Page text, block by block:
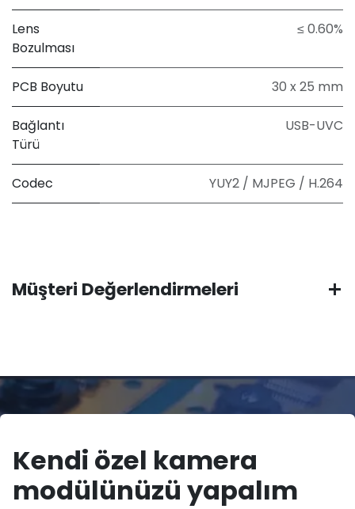
Lens
Bozulması
≤ 0.60%
PCB Boyutu 30 x 25 mm
Bağlantı
Türü
USB-UVC
Codec YUY2 / MJPEG / H.264
Müşteri Değerlendirmeleri
Kendi özel kamera
modülünüzü yapalım